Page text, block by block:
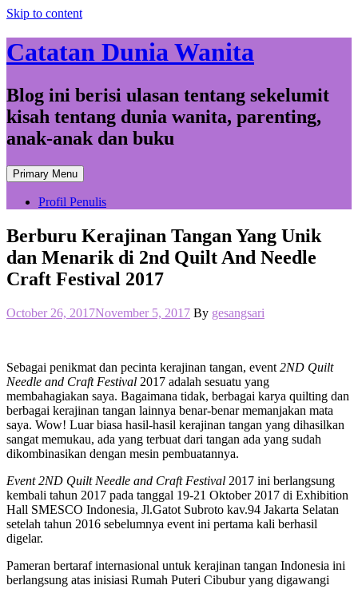
Skip to content
Catatan Dunia Wanita
Blog ini berisi ulasan tentang sekelumit
kisah tentang dunia wanita, parenting,
anak-anak dan buku
Primary Menu
Profil Penulis
Berburu Kerajinan Tangan Yang Unik
dan Menarik di 2nd Quilt And Needle
Craft Festival 2017
October 26, 2017November 5, 2017 By gesangsari
Sebagai penikmat dan pecinta kerajinan tangan, event 2ND Quilt
Needle and Craft Festival 2017 adalah sesuatu yang
membahagiakan saya. Bagaimana tidak, berbagai karya quilting dan
berbagai kerajinan tangan lainnya benar-benar memanjakan mata
saya. Wow! Luar biasa hasil-hasil kerajinan tangan yang dihasilkan
sangat memukau, ada yang terbuat dari tangan ada yang sudah
dikombinasikan dengan mesin pembuatannya.
Event 2ND Quilt Needle and Craft Festival 2017 ini berlangsung
kembali tahun 2017 pada tanggal 19-21 Oktober 2017 di Exhibition
Hall SMESCO Indonesia, Jl.Gatot Subroto kav.94 Jakarta Selatan
setelah tahun 2016 sebelumnya event ini pertama kali berhasil
digelar.
Pameran bertaraf internasional untuk kerajinan tangan Indonesia ini
berlangsung atas inisiasi Rumah Puteri Cibubur yang digawangi